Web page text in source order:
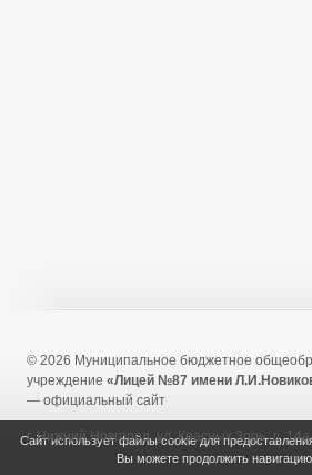
Сайт использует файлы cookie для
Вы можете продолжить
© 2026 Муниципальное бюджетное
учреждение «Лицей №87 имени
— официальный сайт
г. Нижний Новгород, ул. Красных Зорь, д. 14а